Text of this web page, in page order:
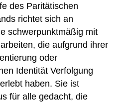
des Paritätischen
richtet sich an
schwerpunktmäßig mit
die aufgrund ihrer
oder
Identität Verfolgung
haben. Sie ist
für alle gedacht, die